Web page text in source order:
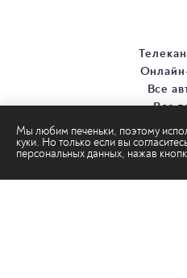
Мы любим печеньки, поэтому
куки. Но только если вы
персональных данных, нажав
Все
Все